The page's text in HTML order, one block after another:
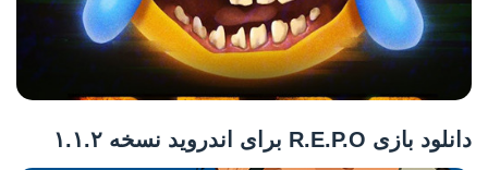
دانلود بازی R.E.P.O برای اندروید نسخه ۱.۱.۲